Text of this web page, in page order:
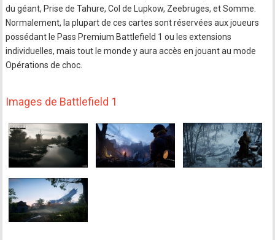
du géant, Prise de Tahure, Col de Lupkow, Zeebruges, et Somme.
Normalement, la plupart de ces cartes sont réservées aux joueurs
possédant le Pass Premium Battlefield 1 ou les extensions
individuelles, mais tout le monde y aura accès en jouant au mode
Opérations de choc.
Images de Battlefield 1